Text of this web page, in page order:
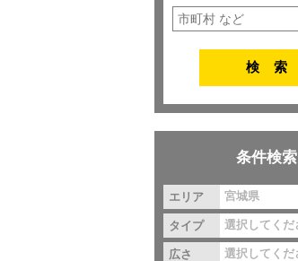
条件検索
エリア
タイプ
広さ